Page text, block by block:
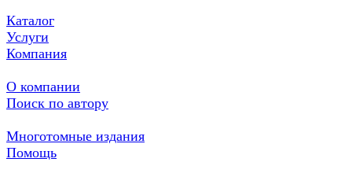
Каталог
Услуги
Компания
О компании
Поиск по автору
Многотомные издания
Помощь